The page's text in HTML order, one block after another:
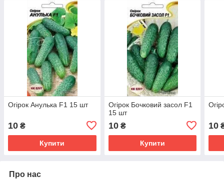
Огірок Анулька F1 15 шт
10 ₴
Купити
Огірок Бочковий засол F1
15 шт
10₴
Купити
10
Про нас